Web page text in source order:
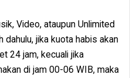
Video, ataupun Unlimited
dahulu, jika kuota habis akan
24 jam, kecuali jika
di jam 00-06 WIB, maka